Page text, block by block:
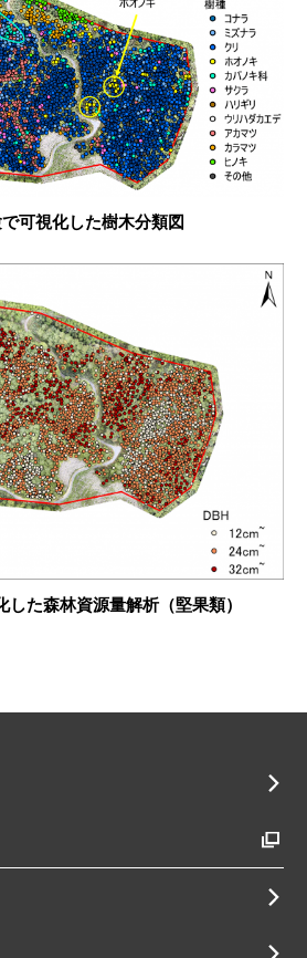
可視化した樹木分類図
した森林資源量解析（堅果類）